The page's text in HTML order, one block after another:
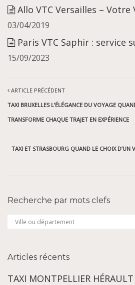
Allo VTC Versailles – Votre
03/04/2019
Paris VTC Saphir : service
15/09/2023
ARTICLE PRÉCÉDENT
TAXI BRUXELLES L’ÉLÉGANCE DU VOYAGE
TRANSFORME CHAQUE TRAJET EN EXPÉRIENCE
TAXI ET STRASBOURG QUAND LE CHOIX D’UN
Recherche par mots clefs
Articles récents
TAXI MONTPELLIER